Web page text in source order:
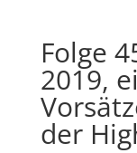
Folge
2019,
der